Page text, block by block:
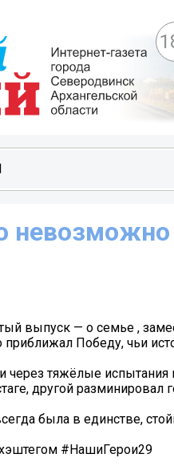
выпуск — о семье ,
Победу, чьи
через тяжёлые
другой разминировал
была в единстве,
хэштегом #НашиГерои29